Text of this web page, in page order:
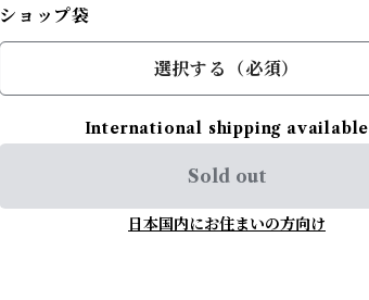
ショップ袋
選択する（必須）
International shipping available
Sold out
日本国内にお住まいの方向け